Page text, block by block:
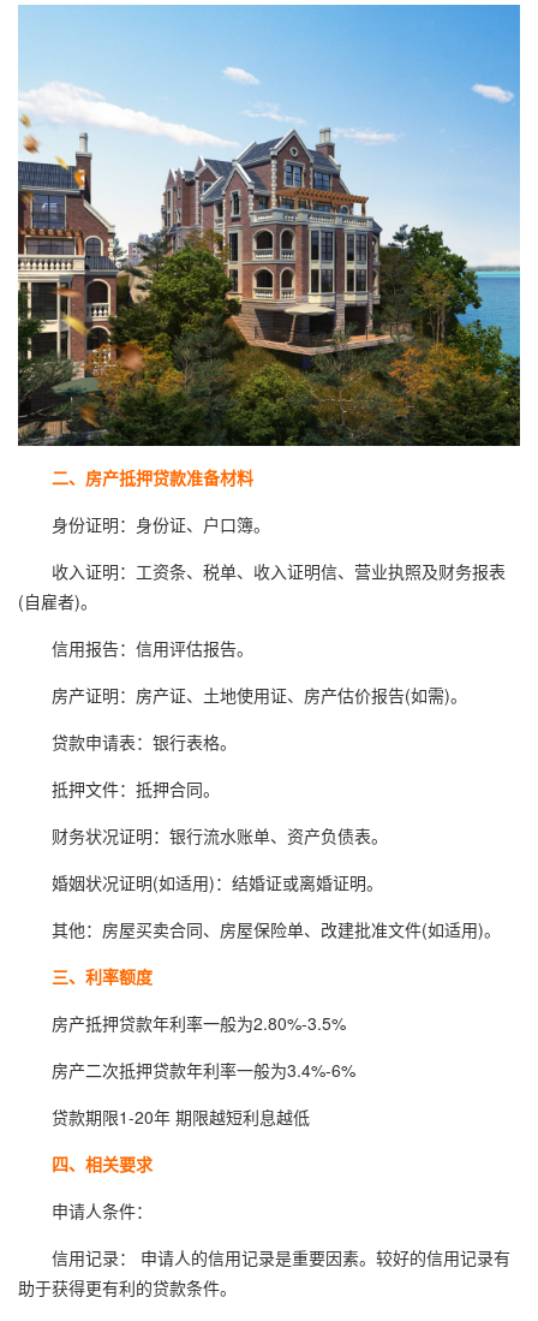
二、房产抵押贷款准备材料
身份证明：身份证、户口簿。
收入证明：工资条、税单、收入证明信、营业执照及财务报表
(自雇者)。
信用报告：信用评估报告。
房产证明：房产证、土地使用证、房产估价报告(如需)。
贷款申请表：银行表格。
抵押文件：抵押合同。
财务状况证明：银行流水账单、资产负债表。
婚姻状况证明(如适用)：结婚证或离婚证明。
其他：房屋买卖合同、房屋保险单、改建批准文件(如适用)。
三、利率额度
房产抵押贷款年利率一般为2.80%-3.5%
房产二次抵押贷款年利率一般为3.4%-6%
贷款期限1-20年 期限越短利息越低
四、相关要求
申请人条件：
信用记录： 申请人的信用记录是重要因素。较好的信用记录有
助于获得更有利的贷款条件。